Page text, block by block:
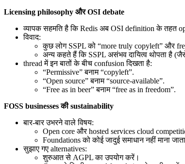
Licensing philosophy और OSI debate
व्यापक सहमति है कि Redis अब OSI definition के तहत
विवाद:
कुछ लोग SSPL को “more truly copyleft” और
अन्य कहते हैं कि SSPL असंभव दायित्व थोपता है
thread में इन बातों के बीच confusion दिखता है:
“Permissive” बनाम “copyleft”.
“Open source” बनाम “source-available”.
“Free as in beer” बनाम “free as in freedom”.
FOSS businesses की sustainability
बार-बार उभरने वाले विषय:
Open core और hosted services cloud
Foundations को कोई जादुई समाधान नहीं माना
सुझाए गए alternatives:
शुरुआत से AGPL का उपयोग करें।